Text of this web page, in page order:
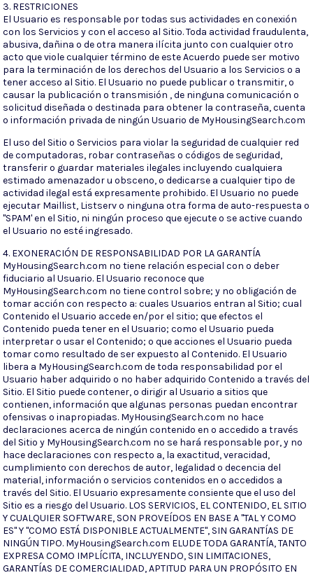
3. RESTRICIONES
El Usuario es responsable por todas sus actividades en conexión
con los Servicios y con el acceso al Sitio. Toda actividad fraudulenta,
abusiva, dañina o de otra manera ilícita junto con cualquier otro
acto que viole cualquier término de este Acuerdo puede ser motivo
para la terminación de los derechos del Usuario a los Servicios o a
tener acceso al Sitio. El Usuario no puede publicar o transmitir, o
causar la publicación o transmisión , de ninguna comunicación o
solicitud diseñada o destinada para obtener la contraseña, cuenta
o información privada de ningún Usuario de MyHousingSearch.com
El uso del Sitio o Servicios para violar la seguridad de cualquier red
de computadoras, robar contraseñas o códigos de seguridad,
transferir o guardar materiales ilegales incluyendo cualquiera
estimado amenazador u obsceno, o dedicarse a cualquier tipo de
actividad ilegal está expresamente prohibido. El Usuario no puede
ejecutar Maillist, Listserv o ninguna otra forma de auto-respuesta o
"SPAM' en el Sitio, ni ningún proceso que ejecute o se active cuando
el Usuario no esté ingresado.
4. EXONERACIÓN DE RESPONSABILIDAD POR LA GARANTÍA
MyHousingSearch.com no tiene relación especial con o deber
fiduciario al Usuario. El Usuario reconoce que
MyHousingSearch.com no tiene control sobre; y no obligación de
tomar acción con respecto a: cuales Usuarios entran al Sitio; cual
Contenido el Usuario accede en/por el sitio; que efectos el
Contenido pueda tener en el Usuario; como el Usuario pueda
interpretar o usar el Contenido; o que acciones el Usuario pueda
tomar como resultado de ser expuesto al Contenido. El Usuario
libera a MyHousingSearch.com de toda responsabilidad por el
Usuario haber adquirido o no haber adquirido Contenido a través del
Sitio. El Sitio puede contener, o dirigir al Usuario a sitios que
contienen, información que algunas personas puedan encontrar
ofensivas o inapropiadas. MyHousingSearch.com no hace
declaraciones acerca de ningún contenido en o accedido a través
del Sitio y MyHousingSearch.com no se hará responsable por, y no
hace declaraciones con respecto a, la exactitud, veracidad,
cumplimiento con derechos de autor, legalidad o decencia del
material, información o servicios contenidos en o accedidos a
través del Sitio. El Usuario expresamente consiente que el uso del
Sitio es a riesgo del Usuario. LOS SERVICIOS, EL CONTENIDO, EL SITIO
Y CUALQUIER SOFTWARE, SON PROVEÍDOS EN BASE A "TAL Y COMO
ES" Y "COMO ESTÁ DISPONIBLE ACTUALMENTE", SIN GARANTÍAS DE
NINGÚN TIPO. MyHousingSearch.com ELUDE TODA GARANTÍA, TANTO
EXPRESA COMO IMPLÍCITA, INCLUYENDO, SIN LIMITACIONES,
GARANTÍAS DE COMERCIALIDAD, APTITUD PARA UN PROPÓSITO EN